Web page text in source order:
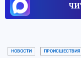
НОВОСТИ ПРОИСШЕСТВИЯ